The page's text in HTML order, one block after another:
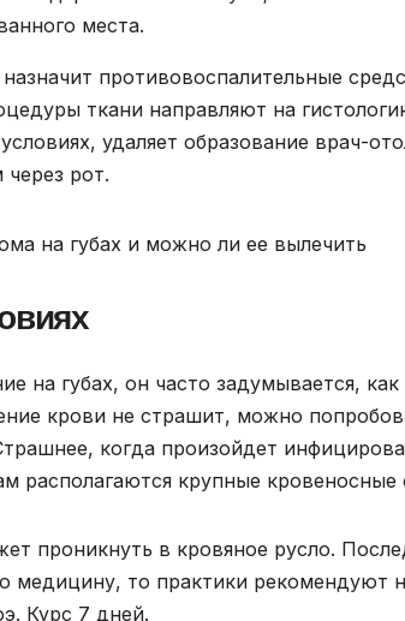
места.
противовоспалительные
ткани направляют на
удаляет образование врач-
рот.
на губах, он часто задумывается,
крови не страшит, можно
когда произойдет
располагаются крупные кровеносные
проникнуть в кровяное русло.
медицину, то практики рекомендуют
Курс 7 дней.